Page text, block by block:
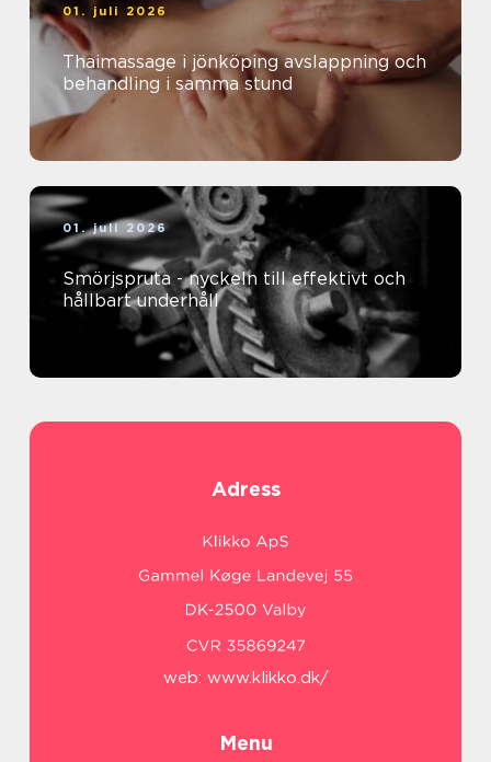
01. juli 2026
Thaimassage i jönköping avslappning och
behandling i samma stund
01. juli 2026
Smörjspruta - nyckeln till effektivt och
hållbart underhåll
Adress
web: www.klikko.dk/
Menu